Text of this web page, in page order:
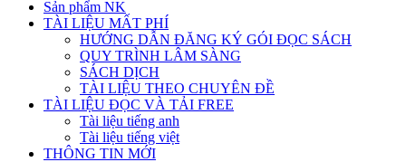
Sản phẩm NK
TÀI LIỆU MẤT PHÍ
HƯỚNG DẪN ĐĂNG KÝ GÓI ĐỌC SÁCH
QUY TRÌNH LÂM SÀNG
SÁCH DỊCH
TÀI LIỆU THEO CHUYÊN ĐỀ
TÀI LIỆU ĐỌC VÀ TẢI FREE
Tài liệu tiếng anh
Tài liệu tiếng việt
THÔNG TIN MỚI